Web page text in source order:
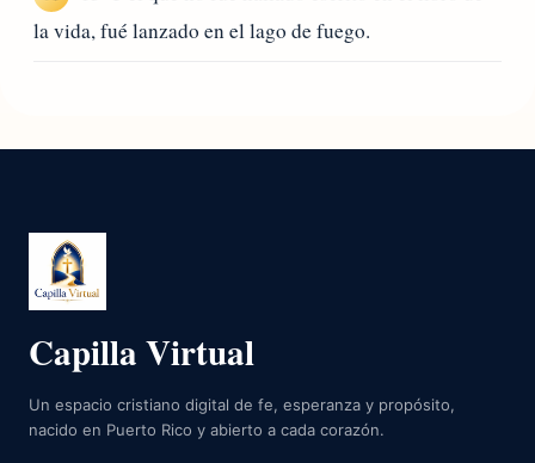
la vida, fué lanzado en el lago de fuego.
Capilla Virtual
Un espacio cristiano digital de fe, esperanza y propósito,
nacido en Puerto Rico y abierto a cada corazón.